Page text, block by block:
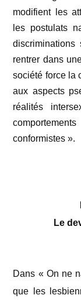
modifient les
les postulats
discriminations
rentrer dans
société force la
aux aspects
réalités
conformistes ».
Le
Dans « On ne
que les